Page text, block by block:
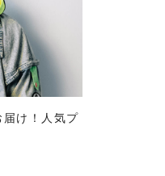
け！人気プ